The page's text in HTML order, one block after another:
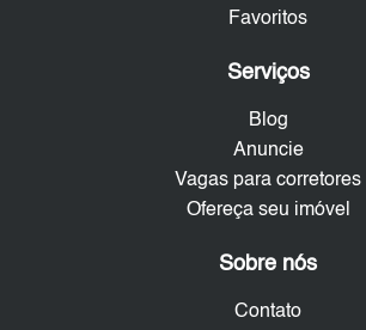
Favoritos
Serviços
Blog
Anuncie
Vagas para corretores
Ofereça seu imóvel
Sobre nós
Contato